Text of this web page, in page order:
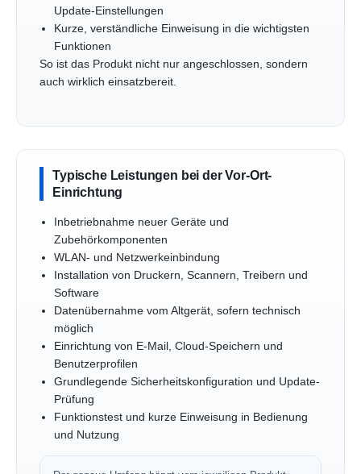
Update-Einstellungen
Kurze, verständliche Einweisung in die wichtigsten
Funktionen
So ist das Produkt nicht nur angeschlossen, sondern
auch wirklich einsatzbereit.
Typische Leistungen bei der Vor-Ort-
Einrichtung
Inbetriebnahme neuer Geräte und
Zubehörkomponenten
WLAN- und Netzwerkeinbindung
Installation von Druckern, Scannern, Treibern und
Software
Datenübernahme vom Altgerät, sofern technisch
möglich
Einrichtung von E-Mail, Cloud-Speichern und
Benutzerprofilen
Grundlegende Sicherheitskonfiguration und Update-
Prüfung
Funktionstest und kurze Einweisung in Bedienung
und Nutzung